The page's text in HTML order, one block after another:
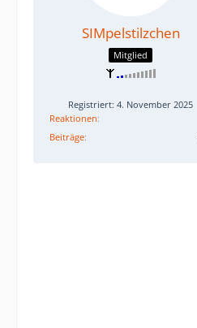
SIMpelstilzchen
Mitglied
Registriert: 4. November 2025
Reaktionen
Beiträge